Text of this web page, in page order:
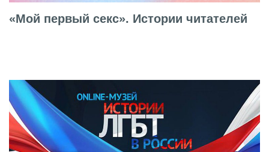
«Мой первый секс». Истории читателей